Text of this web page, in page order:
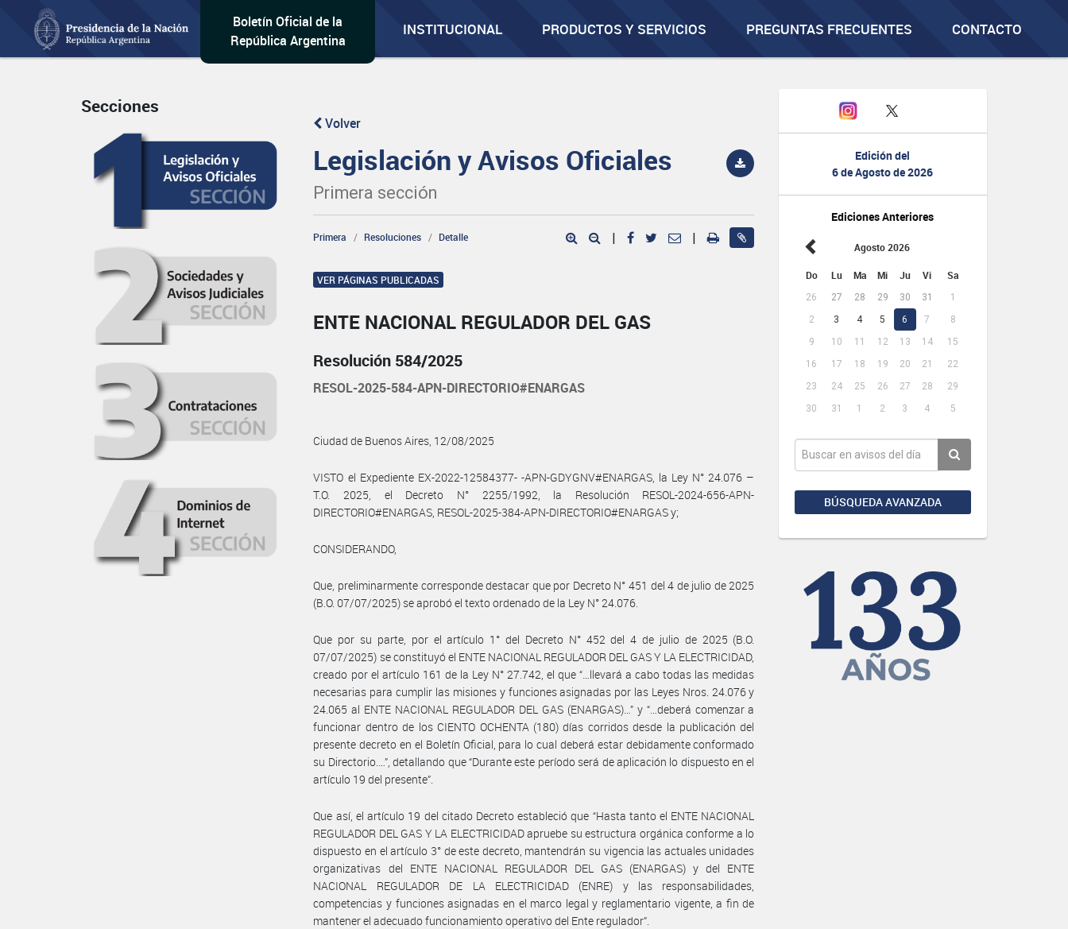
Boletín Oficial de la
República Argentina
INSTITUCIONAL PRODUCTOS Y SERVICIOS PREGUNTAS FRECUENTES CONTACTO
Edición del
6 de Agosto de 2026
Ediciones Anteriores
Agosto 2026
Do Lu Ma Mi Ju Vi Sa
26 27 28 29 30 31
1
2
3 4 5 6 7
8
9
10 11 12 13 14
15
16
17 18 19 20 21
22
23
24 25 26 27 28
29
30
31 1 2 3 4 5
BÚSQUEDA AVANZADA
Secciones
Volver
Legislación y Avisos Oficiales
Primera sección
Primera Resoluciones Detalle | |
VER PÁGINAS PUBLICADAS
ENTE NACIONAL REGULADOR DEL GAS
Resolución 584/2025
RESOL-2025-584-APN-DIRECTORIO#ENARGAS
Ciudad de Buenos Aires, 12/08/2025
VISTO el Expediente EX-2022-12584377- -APN-GDYGNV#ENARGAS, la Ley N° 24.076 –
T.O. 2025, el Decreto N° 2255/1992, la Resolución RESOL-2024-656-APN-
DIRECTORIO#ENARGAS, RESOL-2025-384-APN-DIRECTORIO#ENARGAS y;
CONSIDERANDO,
Que, preliminarmente corresponde destacar que por Decreto N° 451 del 4 de julio de 2025
(B.O. 07/07/2025) se aprobó el texto ordenado de la Ley N° 24.076.
Que por su parte, por el artículo 1° del Decreto N° 452 del 4 de julio de 2025 (B.O.
07/07/2025) se constituyó el ENTE NACIONAL REGULADOR DEL GAS Y LA ELECTRICIDAD,
creado por el artículo 161 de la Ley N° 27.742, el que “…llevará a cabo todas las medidas
necesarias para cumplir las misiones y funciones asignadas por las Leyes Nros. 24.076 y
24.065 al ENTE NACIONAL REGULADOR DEL GAS (ENARGAS)…” y “…deberá comenzar a
funcionar dentro de los CIENTO OCHENTA (180) días corridos desde la publicación del
presente decreto en el Boletín Oficial, para lo cual deberá estar debidamente conformado
su Directorio.…”, detallando que “Durante este período será de aplicación lo dispuesto en el
artículo 19 del presente”.
Que así, el artículo 19 del citado Decreto estableció que “Hasta tanto el ENTE NACIONAL
REGULADOR DEL GAS Y LA ELECTRICIDAD apruebe su estructura orgánica conforme a lo
dispuesto en el artículo 3° de este decreto, mantendrán su vigencia las actuales unidades
organizativas del ENTE NACIONAL REGULADOR DEL GAS (ENARGAS) y del ENTE
NACIONAL REGULADOR DE LA ELECTRICIDAD (ENRE) y las responsabilidades,
competencias y funciones asignadas en el marco legal y reglamentario vigente, a fin de
mantener el adecuado funcionamiento operativo del Ente regulador”.